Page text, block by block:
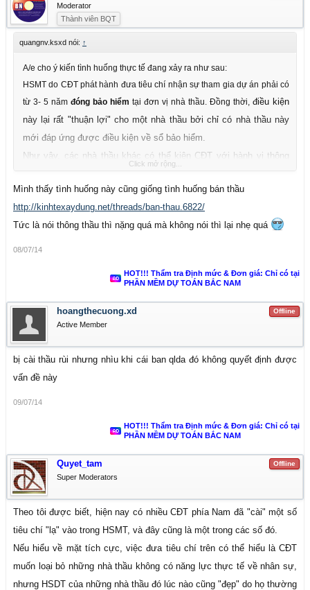
Moderator
Thành viên BQT
quangnv.ksxd nói: ↑
A/e cho ý kiến tình huống thực tế đang xảy ra như sau:
HSMT do CĐT phát hành đưa tiêu chí nhận sự tham gia dự án phải có
từ 3- 5 năm đóng bảo hiểm tại đơn vị nhà thầu. Đồng thời, điều kiện
này lại rất "thuận lợi" cho một nhà thầu bởi chỉ có nhà thầu này
mới đáp ứng được điều kiện về sổ bảo hiểm.
Như vậy, các nhà thầu khác có thể kiện CĐT với hành vi thông
thầu được không???
Click mở rộng...
Mình thấy tình huống này cũng giống tình huống bán thầu
http://kinhtexaydung.net/threads/ban-thau.6822/
Tức là nói thông thầu thì nặng quá mà không nói thì lại nhẹ quá
08/07/14
HOT!!! Thẩm tra Định mức & Đơn giá: Chỉ có tại
PHẦN MỀM DỰ TOÁN BẮC NAM
Offline
hoangthecuong.xd
Active Member
bị cài thầu rùi nhưng nhìu khi cái ban qlda đó không quyết định được
vấn đề này
09/07/14
HOT!!! Thẩm tra Định mức & Đơn giá: Chỉ có tại
PHẦN MỀM DỰ TOÁN BẮC NAM
Offline
Quyet_tam
Super Moderators
Theo tôi được biết, hiện nay có nhiều CĐT phía Nam đã "cài" một số
tiêu chí "lạ" vào trong HSMT, và đây cũng là một trong các số đó.
Nếu hiểu về mặt tích cực, việc đưa tiêu chí trên có thể hiểu là CĐT
muốn loại bỏ những nhà thầu không có năng lực thực tế về nhân sự,
nhưng HSDT của những nhà thầu đó lúc nào cũng "đẹp" do họ thường